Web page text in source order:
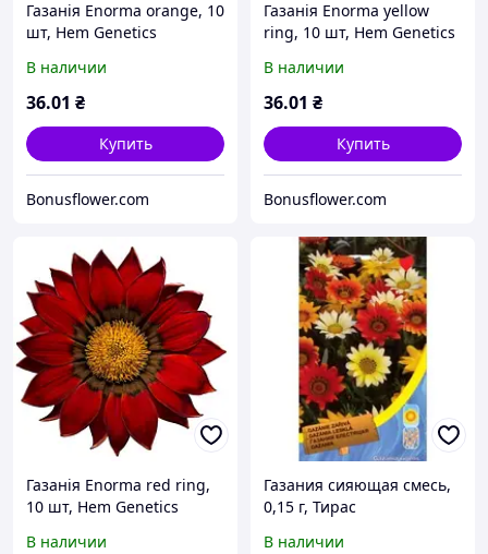
Газанія Enorma orange, 10
шт, Hem Genetics
В наличии
36.01 ₴
Купить
Bonusflower.com
Газанія Enorma yellow
ring, 10 шт, Hem Genetics
В наличии
36.01 ₴
Купить
Bonusflower.com
Газанія Enorma red ring,
10 шт, Hem Genetics
В наличии
Газания сияющая смесь,
0,15 г, Тирас
В наличии